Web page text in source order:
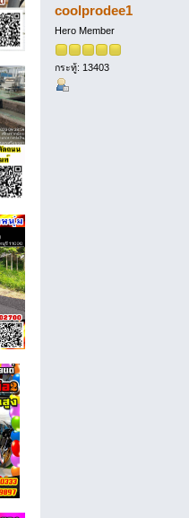
coolprodee1
Hero Member
กระทู้: 13403